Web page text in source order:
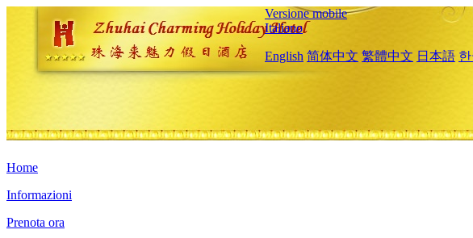
Versione mobile
Italiano
English 简体中文 繁體中文 日本語
Home
Informazioni
Prenota ora